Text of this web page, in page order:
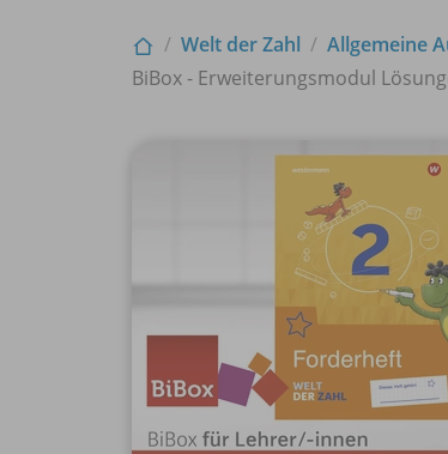
Welt der Zahl
Allgemeine
BiBox - Erweiterungsmodul